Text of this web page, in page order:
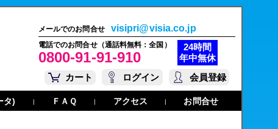
メールでのお問合せ visipri@visia.co.jp
電話でのお問合せ（通話料無料：全国）
0800-91-91-910
24時間
年中無休
カート
ログイン 会員登録
タ) | ＦＡＱ | アクセス | お問合せ